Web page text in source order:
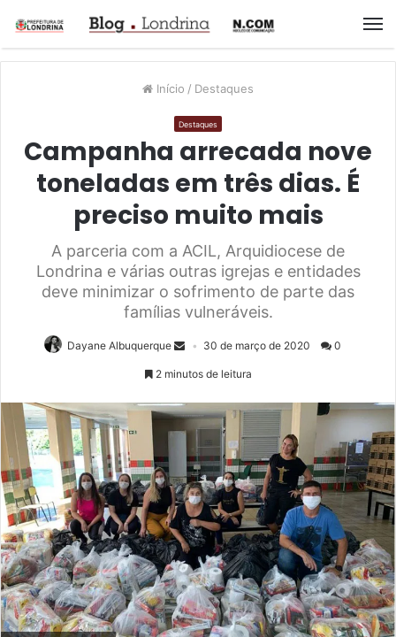
Início / Destaques
Destaques
Campanha arrecada nove
toneladas em três dias. É
preciso muito mais
A parceria com a ACIL, Arquidiocese de
Londrina e várias outras igrejas e entidades
deve minimizar o sofrimento de parte das
famílias vulneráveis.
Dayane Albuquerque 30 de março de 2020 0
2 minutos de leitura